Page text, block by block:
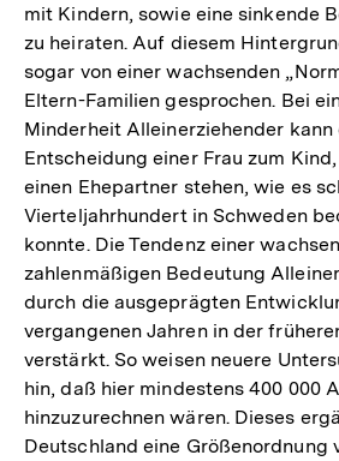
mit Kindern, sowie eine sinkende
zu heiraten. Auf diesem
sogar von einer wachsenden
Eltern-Familien gesprochen. Bei
Minderheit Alleinerziehender
Entscheidung einer Frau zum
einen Ehepartner stehen, wie es
Vierteljahrhundert in Schweden
konnte. Die Tendenz einer
zahlenmäßigen Bedeutung
durch die ausgeprägten
vergangenen Jahren in der
verstärkt. So weisen neuere
hin, daß hier mindestens 400 000
hinzuzurechnen wären. Dieses
Deutschland eine Größenordnung